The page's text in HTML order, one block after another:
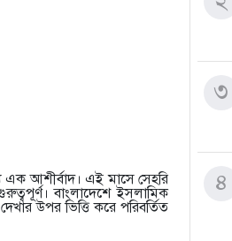
এক আশীর্বাদ। এই মাসে সেহরি
বাংলাদেশে ইসলামিক
উপর ভিত্তি করে পরিবর্তিত
৩
৪